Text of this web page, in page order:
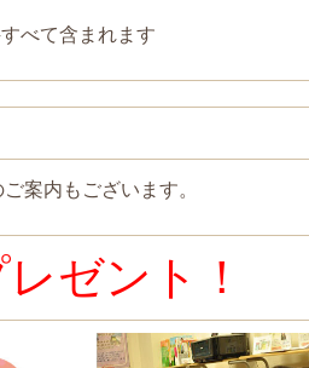
べて含まれます
案内もございます。
ゼント！